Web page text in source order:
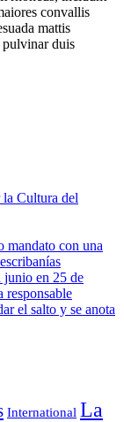
convallis
mattis
pulvinar duis
Cultura del
mandato con una
junio en 25 de
responsable
el salto y se anota
International La